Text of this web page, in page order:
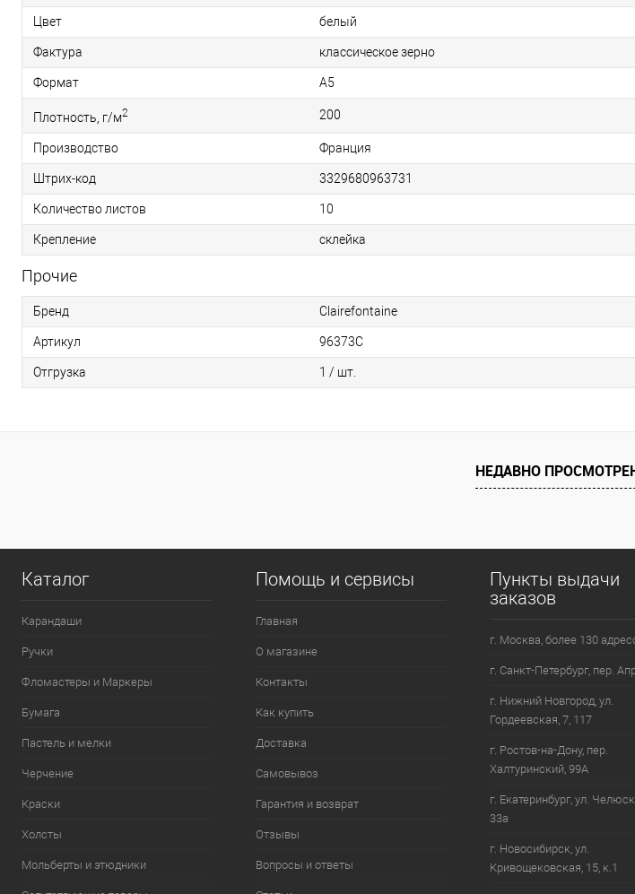
Цвет белый
Фактура классическое зерно
Формат A5
Плотность, г/м2 200
Производство Франция
Штрих-код 3329680963731
Количество листов 10
Крепление склейка
Прочие
Бренд Clairefontaine
Артикул 96373C
Отгрузка 1 / шт.
НЕДАВНО
Каталог
Карандаши
Ручки
Фломастеры и Маркеры
Бумага
Пастель и мелки
Черчение
Краски
Холсты
Мольберты и этюдники
Помощь и сервисы
Главная
О магазине
Контакты
Как купить
Доставка
Самовывоз
Гарантия и возврат
Отзывы
Вопросы и ответы
Пункты выдачи
заказов
г. Москва, более 130
г. Санкт-Петербург, пер.
г. Нижний Новгород, ул.
Гордеевская, 7, 117
г. Ростов-на-Дону, пер.
Халтуринский, 99А
г. Екатеринбург, ул.
33а
г. Новосибирск, ул.
Кривощековская, 15, к.1